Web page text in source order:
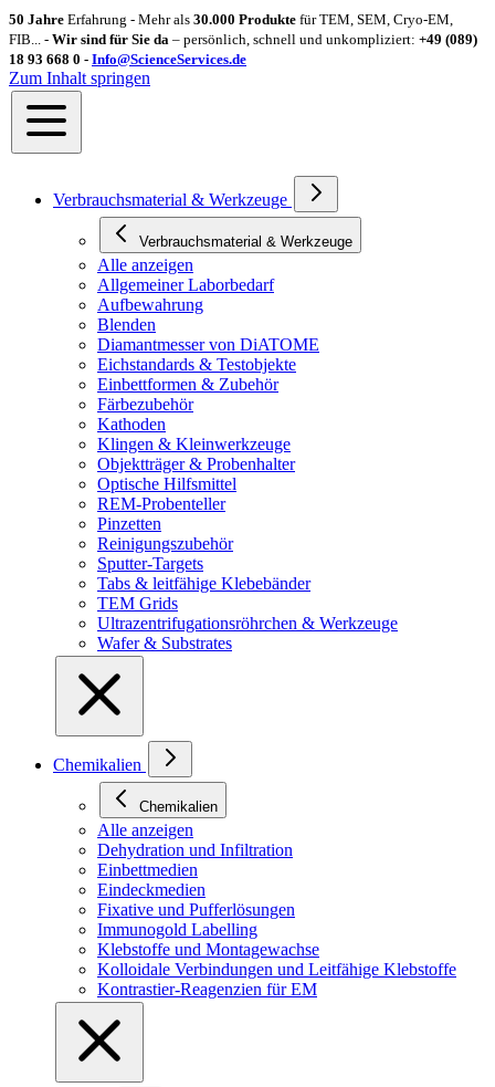
50 Jahre Erfahrung - Mehr als 30.000 Produkte für TEM, SEM, Cryo-EM,
FIB... - Wir sind für Sie da – persönlich, schnell und unkompliziert: +49 (089)
18 93 668 0 - Info@ScienceServices.de
Zum Inhalt springen
Verbrauchsmaterial & Werkzeuge
Verbrauchsmaterial & Werkzeuge
Alle anzeigen
Allgemeiner Laborbedarf
Aufbewahrung
Blenden
Diamantmesser von DiATOME
Eichstandards & Testobjekte
Einbettformen & Zubehör
Färbezubehör
Kathoden
Klingen & Kleinwerkzeuge
Objektträger & Probenhalter
Optische Hilfsmittel
REM-Probenteller
Pinzetten
Reinigungszubehör
Sputter-Targets
Tabs & leitfähige Klebebänder
TEM Grids
Ultrazentrifugationsröhrchen & Werkzeuge
Wafer & Substrates
Chemikalien
Chemikalien
Alle anzeigen
Dehydration und Infiltration
Einbettmedien
Eindeckmedien
Fixative und Pufferlösungen
Immunogold Labelling
Klebstoffe und Montagewachse
Kolloidale Verbindungen und Leitfähige Klebstoffe
Kontrastier-Reagenzien für EM